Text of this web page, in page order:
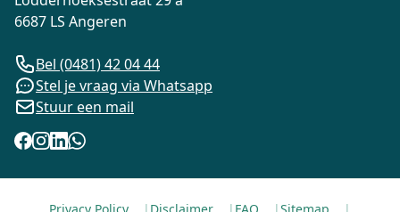
6687 LS Angeren
Bel (0481) 42 04 44
Stel je vraag via Whatsapp
Stuur een mail